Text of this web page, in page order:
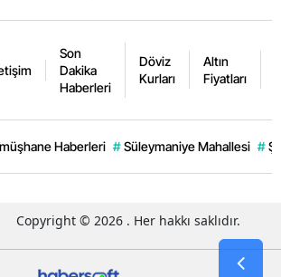
Son
Dakika
Haberleri
Döviz
Kurları
Altın
Fiyatları
Haberleri # Süleymaniye Mahallesi #
Copyright © 2026 . Her hakkı saklıdır.